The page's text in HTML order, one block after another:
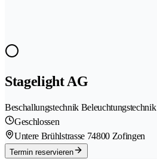
Stagelight AG
Beschallungstechnik Beleuchtungstechnik
Geschlossen
Untere Brühlstrasse 74800 Zofingen
Termin reservieren